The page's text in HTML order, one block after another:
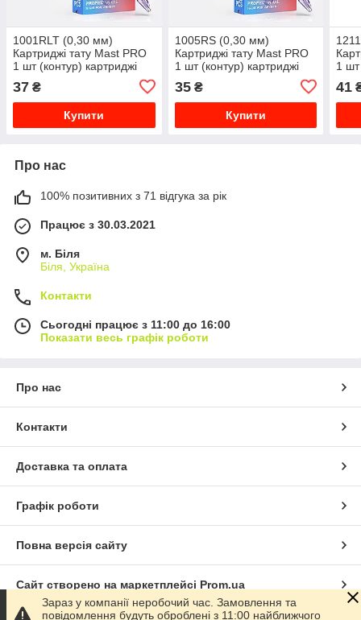
1001RLT (0,30 мм)
Картриджі тату Mast PRO
1 шт (контур) картриджі
37 ₴
Купити
1005RS (0,30 мм)
Картриджі тату Mast PRO
1 шт (контур) картриджі
35₴
Купити
1 шт
41
Про нас
100% позитивних з 71 відгука за рік
Працює з 30.03.2021
м. Біля
Біля, Україна
Контакти
Сьогодні працює з 11:00 до 16:00
Показати весь графік роботи
Про нас
Контакти
Доставка та оплата
Графік роботи
Повна версія сайту
Сайт створено на маркетплейсі Prom.ua
Зараз у компанії неробочий час. Замовлення та
повідомлення будуть оброблені з 11:00 найближчого